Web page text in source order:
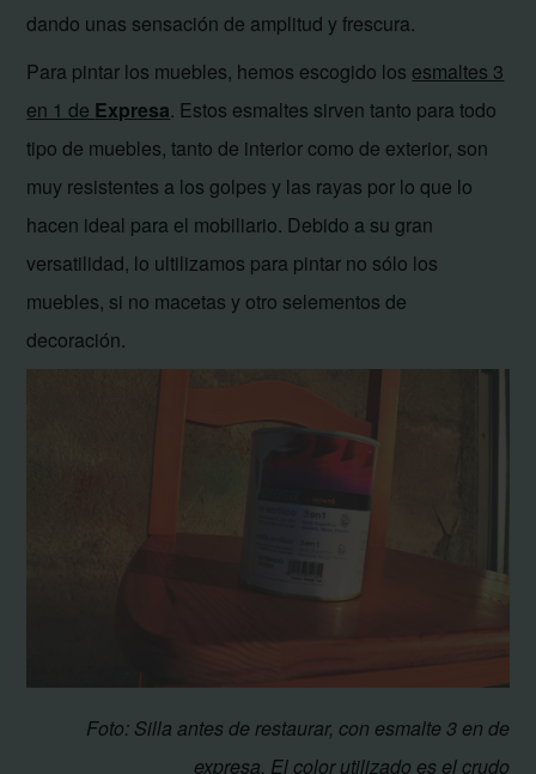
dando unas sensación de amplitud y frescura.
Para pintar los muebles, hemos escogido los esmaltes 3
en 1 de Expresa. Estos esmaltes sirven tanto para todo
tipo de muebles, tanto de interior como de exterior, son
muy resistentes a los golpes y las rayas por lo que lo
hacen ideal para el mobiliario. Debido a su gran
versatilidad, lo ultilizamos para pintar no sólo los
muebles, si no macetas y otro selementos de
decoración.
Foto: Silla antes de restaurar, con esmalte 3 en de
expresa. El color utilizado es el crudo